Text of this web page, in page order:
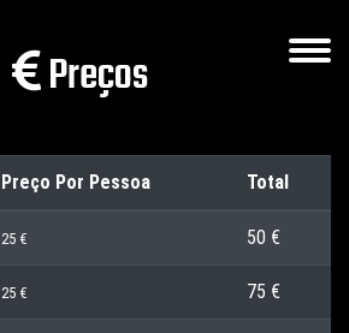
Preços
Preço Por Pessoa Total
25 € 50 €
25 € 75 €